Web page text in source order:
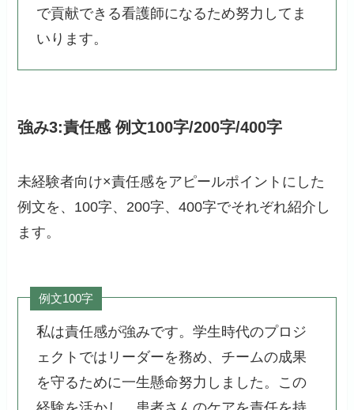
で貢献できる看護師になるため努力してま
いります。
強み3:責任感 例文100字/200字/400字
未経験者向け×責任感をアピールポイントにした
例文を、100字、200字、400字でそれぞれ紹介し
ます。
例文100字
私は責任感が強みです。学生時代のプロジ
ェクトではリーダーを務め、チームの成果
を守るために一生懸命努力しました。この